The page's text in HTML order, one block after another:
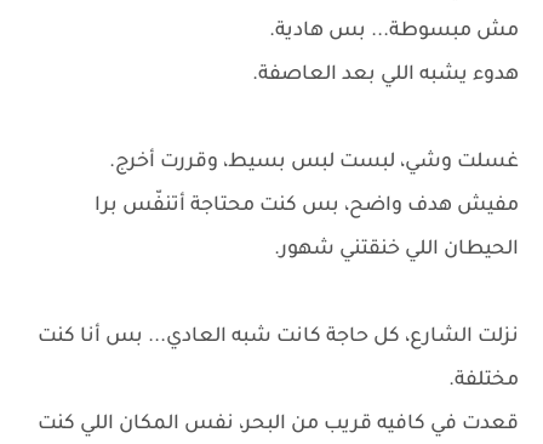
مش مبسوطة... بس هادية.
هدوء يشبه اللي بعد العاصفة.
غسلت وشي، لبست لبس بسيط، وقررت أخرج.
مفيش هدف واضح، بس كنت محتاجة أتنفّس برا
الحيطان اللي خنقتني شهور.
نزلت الشارع، كل حاجة كانت شبه العادي... بس أنا كنت
مختلفة.
قعدت في كافيه قريب من البحر، نفس المكان اللي كنت